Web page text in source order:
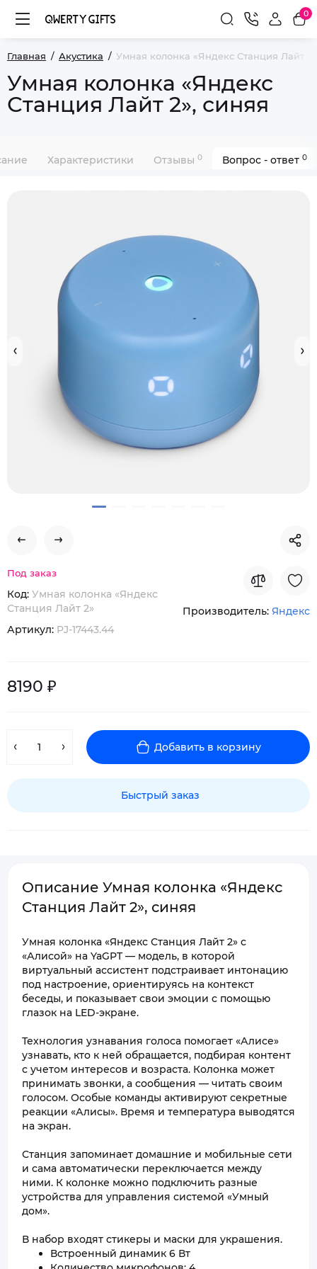
0
Главная Акустика Умная колонка «Яндекс Станция Лайт
Умная колонка «Яндекс
Станция Лайт 2», синяя
Характеристики Отзывы 0 Вопрос - ответ 0
Под заказ
Код: Умная колонка «Яндекс
Станция Лайт 2»
Артикул: PJ-17443.44
Производитель: Яндекс
8190 ₽
Добавить в корзину
Быстрый заказ
Описание Умная колонка «Яндекс
Станция Лайт 2», синяя
Умная колонка «Яндекс Станция Лайт 2» с
«Алисой» на YaGPT — модель, в которой
виртуальный ассистент подстраивает интонацию
под настроение, ориентируясь на контекст
беседы, и показывает свои эмоции с помощью
глазок на LED-экране.
Технология узнавания голоса помогает «Алисе»
узнавать, кто к ней обращается, подбирая контент
с учетом интересов и возраста. Колонка может
принимать звонки, а сообщения — читать своим
голосом. Особые команды активируют секретные
реакции «Алисы». Время и температура выводятся
на экран.
Станция запоминает домашние и мобильные сети
и сама автоматически переключается между
ними. К колонке можно подключить разные
устройства для управления системой «Умный
дом».
В набор входят стикеры и маски для украшения.
Встроенный динамик 6 Вт